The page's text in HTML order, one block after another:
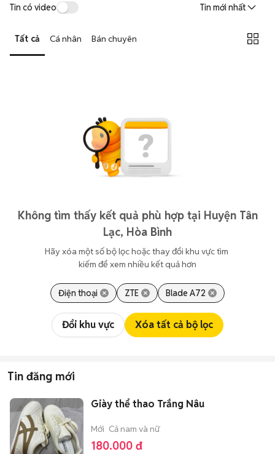
Tin có video Tin mới nhất
Tất cả Cá nhân Bán chuyên
Không tìm thấy kết quả phù hợp tại Huyện Tân
Lạc, Hòa Bình
Hãy xóa một số bộ lọc hoặc thay đổi khu vực tìm
kiếm để xem nhiều kết quả hơn
Điện thoại ZTE Blade A72
Đổi khu vực Xóa tất cả bộ lọc
Tin đăng mới
Giày thể thao Trắng Nâu
Mới Cả nam và nữ
180.000 đ